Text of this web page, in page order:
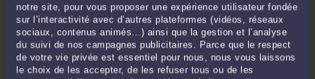
notre site, pour vous proposer une expérience utilisateur fondée
sur l’interactivité avec d’autres plateformes (vidéos, réseaux
sociaux, contenus animés…) ainsi que la gestion et l’analyse
du suivi de nos campagnes publicitaires. Parce que le respect
de votre vie privée est essentiel pour nous, nous vous laissons
le choix de les accepter, de les refuser tous ou de les